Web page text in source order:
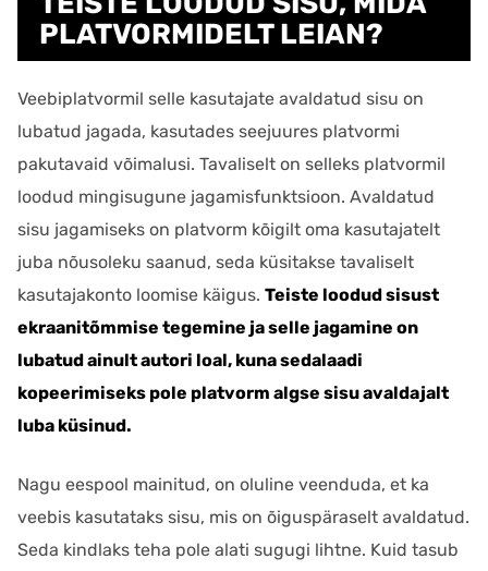
PLATVORMIDELT LEIAN?
Veebiplatvormil selle kasutajate avaldatud sisu on
lubatud jagada, kasutades seejuures platvormi
pakutavaid võimalusi. Tavaliselt on selleks platvormil
loodud mingisugune jagamisfunktsioon. Avaldatud
sisu jagamiseks on platvorm kõigilt oma kasutajatelt
juba nõusoleku saanud, seda küsitakse tavaliselt
kasutajakonto loomise käigus. Teiste loodud sisust
ekraanitõmmise tegemine ja selle jagamine on
lubatud ainult autori loal, kuna sedalaadi
kopeerimiseks pole platvorm algse sisu avaldajalt
luba küsinud.
Nagu eespool mainitud, on oluline veenduda, et ka
veebis kasutataks sisu, mis on õiguspäraselt avaldatud.
Seda kindlaks teha pole alati sugugi lihtne. Kuid tasub